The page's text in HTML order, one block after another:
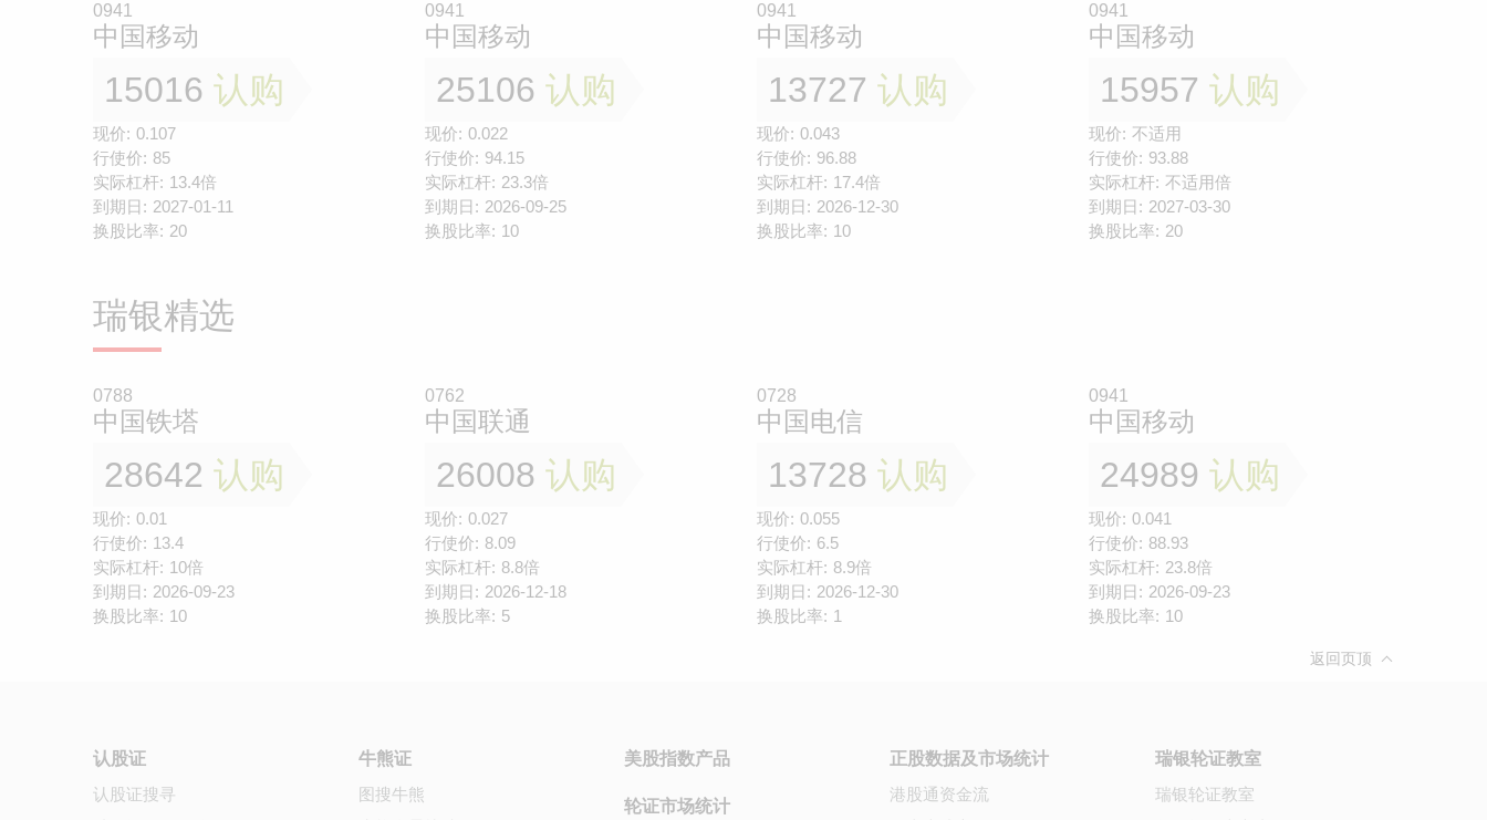
0941
中国移动
15016 认购
现价: 0.107
行使价: 85
实际杠杆: 13.4倍
到期日: 2027-01-11
换股比率: 20
0941
中国移动
25106 认购
现价: 0.022
行使价: 94.15
实际杠杆: 23.3倍
到期日: 2026-09-25
换股比率: 10
0941
中国移动
13727 认购
现价: 0.043
行使价: 96.88
实际杠杆: 17.4倍
到期日: 2026-12-30
换股比率: 10
0941
中国移动
15957 认购
现价: 不适用
行使价: 93.88
实际杠杆: 不适用倍
到期日: 2027-03-30
换股比率: 20
瑞银精选
0788
中国铁塔
28642 认购
现价: 0.01
行使价: 13.4
实际杠杆: 10倍
到期日: 2026-09-23
换股比率: 10
0762
中国联通
26008 认购
现价: 0.027
行使价: 8.09
实际杠杆: 8.8倍
到期日: 2026-12-18
换股比率: 5
0728
中国电信
13728 认购
现价: 0.055
行使价: 6.5
实际杠杆: 8.9倍
到期日: 2026-12-30
换股比率: 1
0941
中国移动
24989 认购
现价: 0.041
行使价: 88.93
实际杠杆: 23.8倍
到期日: 2026-09-23
换股比率: 10
返回页顶
认股证
认股证搜寻
牛熊证
图搜牛熊
美股指数产品
轮证市场统计
正股数据及市场统计
港股通资金流
瑞银轮证教室
瑞银轮证教室